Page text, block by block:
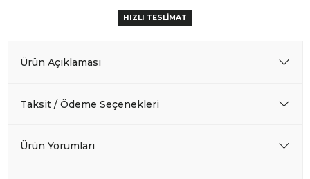
HIZLI TESLİMAT
Ürün Açıklaması
Taksit / Ödeme Seçenekleri
Ürün Yorumları